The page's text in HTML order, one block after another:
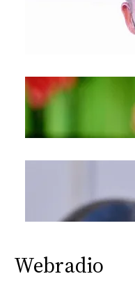
Webradio